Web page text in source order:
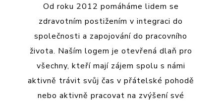
Od roku 2012 pomáháme lidem se
zdravotním postižením v integraci do
společnosti a zapojování do pracovního
života. Naším logem je otevřená dlaň pro
všechny, kteří mají zájem spolu s námi
aktivně trávit svůj čas v přátelské pohodě
nebo aktivně pracovat na zvýšení své